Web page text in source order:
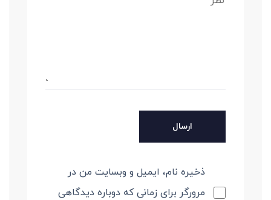
ذخیره نام، ایمیل و وبسایت من در
مرورگر برای زمانی که دوباره دیدگاهی